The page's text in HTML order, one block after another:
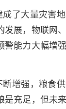
了大量灾害
展，物联网
能力大幅增
增强，粮食
充足，但未